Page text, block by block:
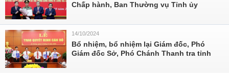
Chấp hành, Ban Thường vụ Tỉnh ủy
14/10/2024
Bổ nhiệm, bổ nhiệm lại Giám đốc, Phó
Giám đốc Sở, Phó Chánh Thanh tra tỉnh